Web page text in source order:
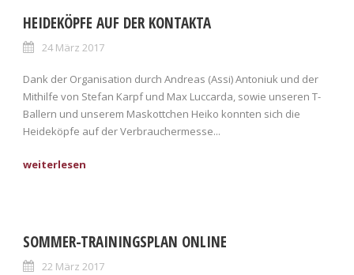
HEIDEKÖPFE AUF DER KONTAKTA
24 März 2017
Dank der Organisation durch Andreas (Assi) Antoniuk und der
Mithilfe von Stefan Karpf und Max Luccarda, sowie unseren T-
Ballern und unserem Maskottchen Heiko konnten sich die
Heideköpfe auf der Verbrauchermesse...
SOMMER-TRAININGSPLAN ONLINE
22 März 2017